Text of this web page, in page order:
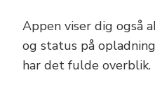
Appen viser dig også
og status på
har det fulde overblik.